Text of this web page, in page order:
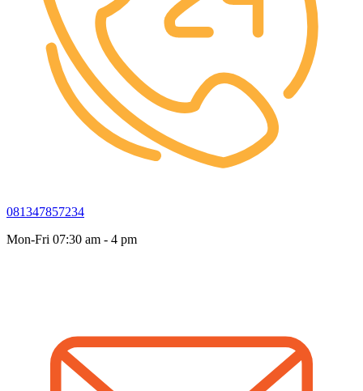
081347857234
Mon-Fri 07:30 am - 4 pm